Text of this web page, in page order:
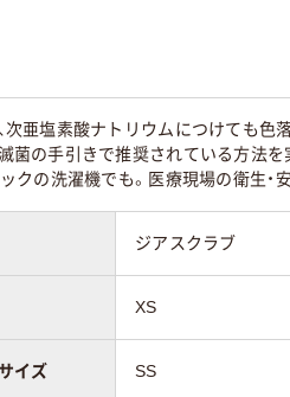
トレッチトロピカ
(ポリエステル
ポリエス
ナイロン5％
入り）
亜塩素酸ナトリウムにつけても色
菌の手引きで推奨されている方法
クの洗濯機でも。医療現場の衛生・
ジアスクラブ
XS
イズ SS